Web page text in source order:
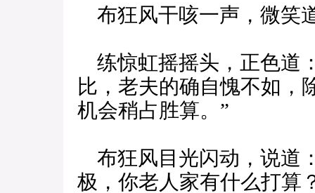
布狂风干咳一声，微笑
练惊虹摇摇头，正色道
比，老夫的确自愧不如，
机会稍占胜算。”
布狂风目光闪动，说道
极，你老人家有什么打算